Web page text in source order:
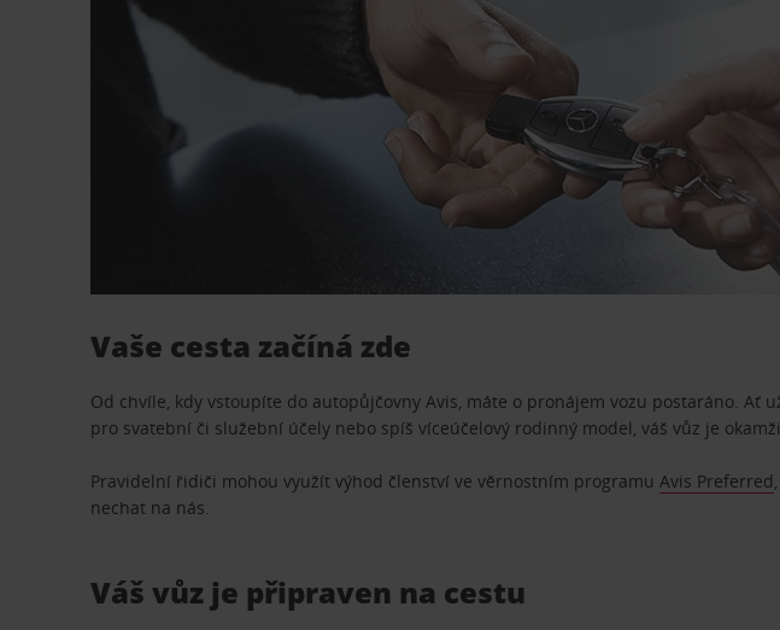
Vaše cesta začíná zde
Od chvíle, kdy vstoupíte do autopůjčovny Avis, máte o pronájem vozu postaráno.
pro svatební či služební účely nebo spíš víceúčelový rodinný model, váš vůz je
Pravidelní řidiči mohou využít výhod členství ve věrnostním programuAvis Preferred
nechat na nás.
Váš vůz je připraven na cestu